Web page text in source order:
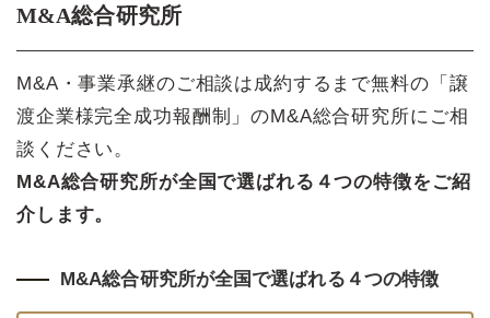
M&A総合研究所
M&A・事業承継のご相談は成約するまで無料の「譲
渡企業様完全成功報酬制」のM&A総合研究所にご相
談ください。
M&A総合研究所が全国で選ばれる４つの特徴をご紹
介します。
M&A総合研究所が全国で選ばれる４つの特徴